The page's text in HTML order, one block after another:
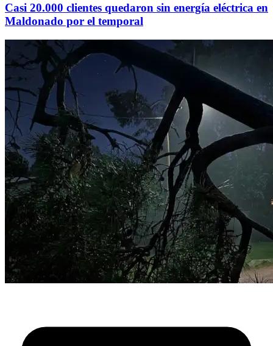
Casi 20.000 clientes quedaron sin energía eléctrica en
Maldonado por el temporal